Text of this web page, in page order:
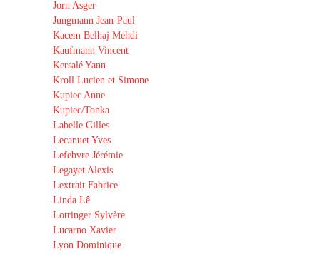
Jorn Asger
Jungmann Jean-Paul
Kacem Belhaj Mehdi
Kaufmann Vincent
Kersalé Yann
Kroll Lucien et Simone
Kupiec Anne
Kupiec/Tonka
Labelle Gilles
Lecanuet Yves
Lefebvre Jérémie
Legayet Alexis
Lextrait Fabrice
Linda Lê
Lotringer Sylvère
Lucarno Xavier
Lyon Dominique